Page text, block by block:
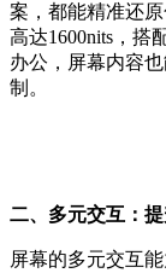
案，都能精准还
高达1600nits，搭
办公，屏幕内容
制。
二、多元交互 ：
屏幕的多元交互